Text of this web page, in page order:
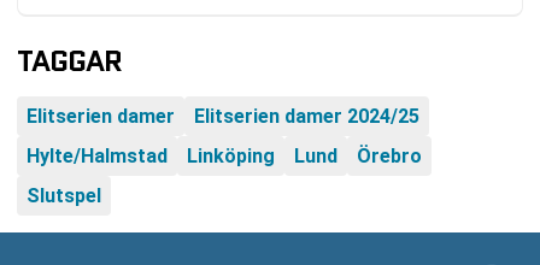
TAGGAR
Elitserien damer
Elitserien damer 2024/25
Hylte/Halmstad
Linköping Lund
Örebro
Slutspel